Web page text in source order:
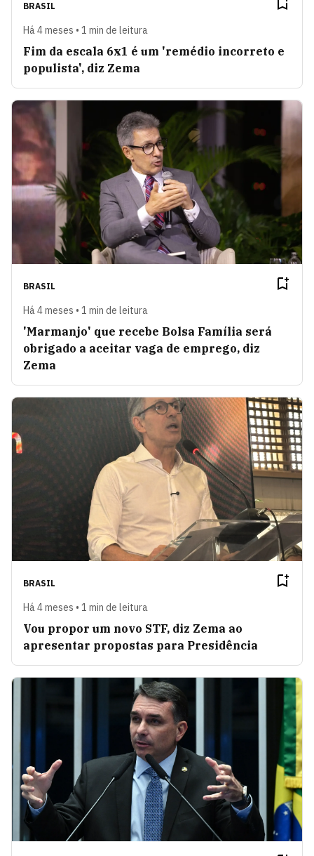
BRASIL
Há 4 meses • 1 min de leitura
Fim da escala 6x1 é um 'remédio incorreto e
populista', diz Zema
BRASIL
Há 4 meses • 1 min de leitura
'Marmanjo' que recebe Bolsa Família será
obrigado a aceitar vaga de emprego, diz
Zema
BRASIL
Há 4 meses • 1 min de leitura
Vou propor um novo STF, diz Zema ao
apresentar propostas para Presidência